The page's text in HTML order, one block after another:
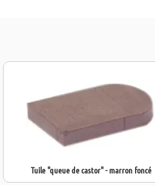
Tuile "queue de castor" - marron foncé